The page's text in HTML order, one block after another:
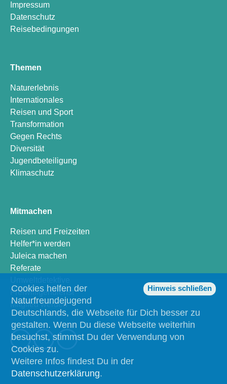
Impressum
Datenschutz
Reisebedingungen
Themen
Naturerlebnis
Internationales
Reisen und Sport
Transformation
Gegen Rechts
Diversität
Jugendbeteiligung
Klimaschutz
Mitmachen
Reisen und Freizeiten
Helfer*in werden
Juleica machen
Referate
Freiwilligendienst
Mitglied werden
Hinweis schließen
Cookies helfen der
Naturfreundejugend
Deutschlands, die Webseite für Dich besser zu
gestalten. Wenn Du diese Webseite weiterhin
besuchst, stimmst Du der Verwendung von
Cookies zu.
Weitere Infos findest Du in der
Datenschutzerklärung.